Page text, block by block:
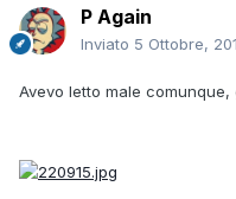
P Again
Inviato 5 Ottobre,
Avevo letto male